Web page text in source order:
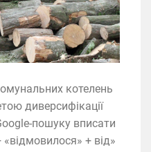
котелень
диверсифікації
пошуку вписати
+ від»